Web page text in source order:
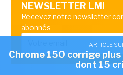
NEWSLETTER LMI
Recevez notre newsletter
abonnés
ARTICLE
Chrome 150 corrige
dont 15